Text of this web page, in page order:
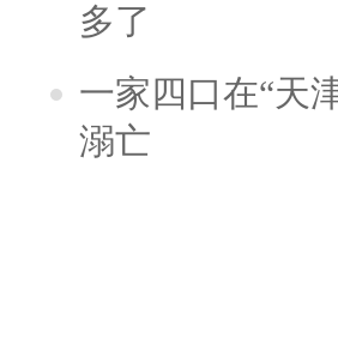
多了
一家四口在“天
溺亡